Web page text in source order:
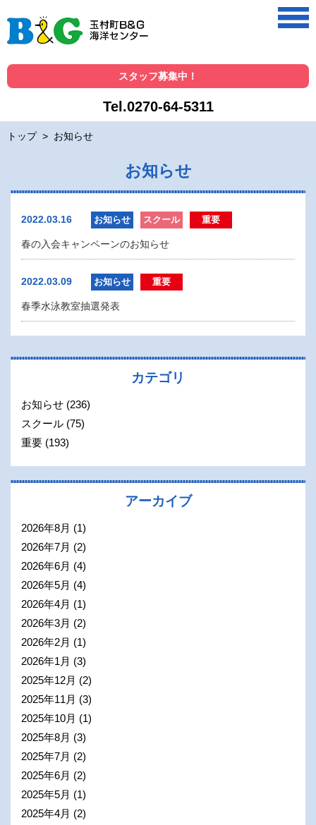
スタッフ募集中！
Tel.0270-64-5311
トップ > お知らせ
お知らせ
2022.03.16 お知らせ スクール 重要
春の入会キャンペーンのお知らせ
2022.03.09 お知らせ 重要
春季水泳教室抽選発表
カテゴリ
お知らせ (236)
スクール (75)
重要 (193)
アーカイブ
2026年8月 (1)
2026年7月 (2)
2026年6月 (4)
2026年5月 (4)
2026年4月 (1)
2026年3月 (2)
2026年2月 (1)
2026年1月 (3)
2025年12月 (2)
2025年11月 (3)
2025年10月 (1)
2025年8月 (3)
2025年7月 (2)
2025年6月 (2)
2025年5月 (1)
2025年4月 (2)